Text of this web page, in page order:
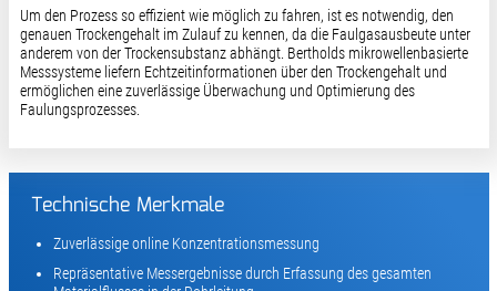
Um den Prozess so effizient wie möglich zu fahren, ist es notwendig, den
genauen Trockengehalt im Zulauf zu kennen, da die Faulgasausbeute unter
anderem von der Trockensubstanz abhängt. Bertholds mikrowellenbasierte
Messsysteme liefern Echtzeitinformationen über den Trockengehalt und
ermöglichen eine zuverlässige Überwachung und Optimierung des
Faulungsprozesses.
Technische Merkmale
Zuverlässige online Konzentrationsmessung
Repräsentative Messergebnisse durch Erfassung des gesamten